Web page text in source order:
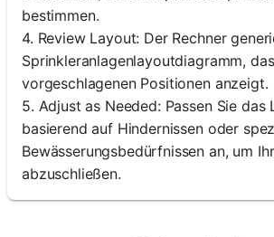
bestimmen.
4. Review Layout: Der Rechner
Sprinkleranlagenlayoutdiagramm,
vorgeschlagenen Positionen anzeigt.
5. Adjust as Needed: Passen Sie das
basierend auf Hindernissen oder
Bewässerungsbedürfnissen an, um
abzuschließen.